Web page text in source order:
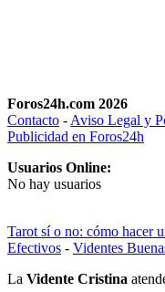
Foros24h.com 2026
Contacto - Aviso Legal y
Publicidad en Foros24h
Usuarios Online:
No hay usuarios
Tarot sí o no: cómo hacer
Efectivos - Videntes
La Vidente Cristina